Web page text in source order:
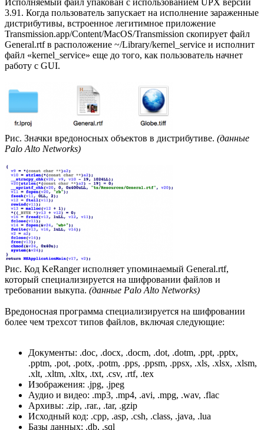
Исполняемый файл упакован с использованием UPX версии
3.91. Когда пользователь запускает на исполнение зараженные
дистрибутивы, встроенное легитимное приложение
Transmission.app/Content/MacOS/Transmission скопирует файл
General.rtf в расположение ~/Library/kernel_service и исполнит
файл «kernel_service» еще до того, как пользователь начнет
работу с GUI.
Рис. Значки вредоносных объектов в дистрибутиве. (данные
Palo Alto Networks)
Рис. Код KeRanger исполняет упоминаемый General.rtf,
который специализируется на шифровании файлов и
требовании выкупа. (данные Palo Alto Networks)
Вредоносная программа специализируется на шифровании
более чем трехсот типов файлов, включая следующие:
Документы: .doc, .docx, .docm, .dot, .dotm, .ppt, .pptx,
.pptm, .pot, .potx, .potm, .pps, .ppsm, .ppsx, .xls, .xlsx, .xlsm,
.xlt, .xltm, .xltx, .txt, .csv, .rtf, .tex
Изображения: .jpg, .jpeg
Аудио и видео: .mp3, .mp4, .avi, .mpg, .wav, .flac
Архивы: .zip, .rar., .tar, .gzip
Исходный код: .cpp, .asp, .csh, .class, .java, .lua
Базы данных: .db, .sql